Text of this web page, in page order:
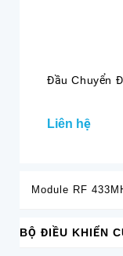
Đầu Chuyển
Liên hệ
Module RF
BỘ ĐIỀU KHIỂN